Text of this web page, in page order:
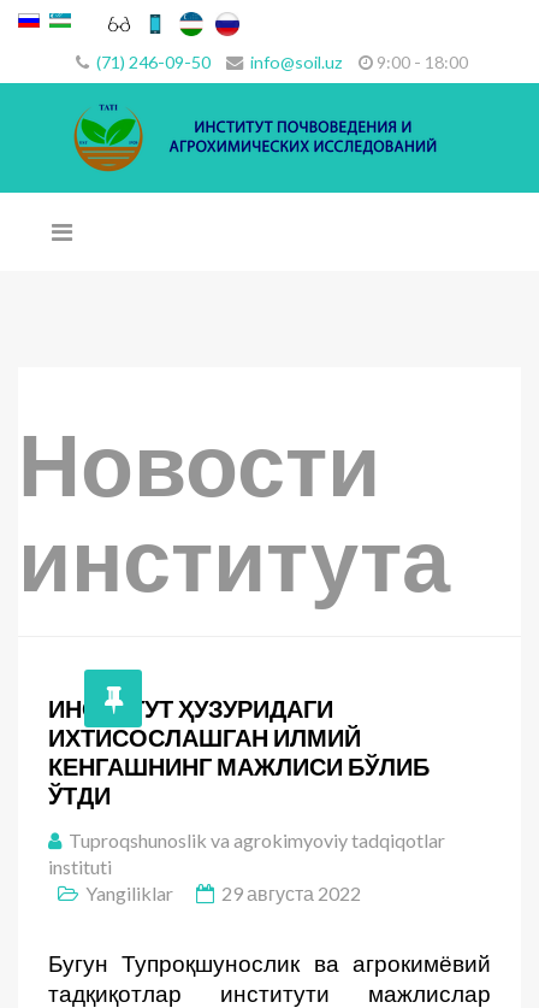
(71) 246-09-50 info@soil.uz 9:00 - 18:00
Новости
института
ИНСТИТУТ ҲУЗУРИДАГИ
ИХТИСОСЛАШГАН ИЛМИЙ
КЕНГАШНИНГ МАЖЛИСИ БЎЛИБ
ЎТДИ
Tuproqshunoslik va agrokimyoviy tadqiqotlar
instituti
Yangiliklar
29 августа 2022
Бугун Тупроқшунослик ва агрокимёвий
тадқиқотлар институти мажлислар